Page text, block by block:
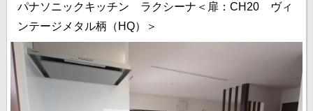
パナソニックキッチン ラクシーナ＜扉：CH20 ヴィ
ンテージメタル柄（HQ）＞